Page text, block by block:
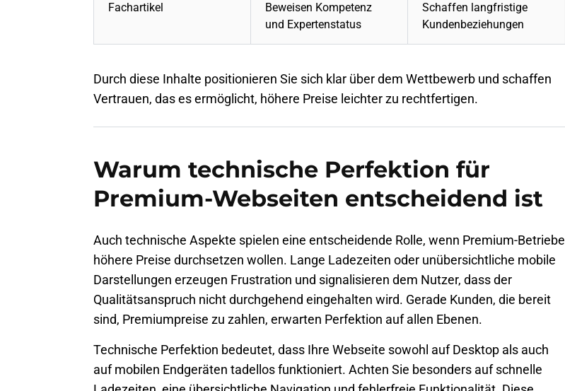
Fachartikel
Beweisen Kompetenz
und Expertenstatus
Schaffen langfristige
Kundenbeziehungen
Durch diese Inhalte positionieren Sie sich klar über dem Wettbewerb und schaffen
Vertrauen, das es ermöglicht, höhere Preise leichter zu rechtfertigen.
Warum technische Perfektion für
Premium-Webseiten entscheidend ist
Auch technische Aspekte spielen eine entscheidende Rolle, wenn Premium-Betriebe
höhere Preise durchsetzen wollen. Lange Ladezeiten oder unübersichtliche mobile
Darstellungen erzeugen Frustration und signalisieren dem Nutzer, dass der
Qualitätsanspruch nicht durchgehend eingehalten wird. Gerade Kunden, die bereit
sind, Premiumpreise zu zahlen, erwarten Perfektion auf allen Ebenen.
Technische Perfektion bedeutet, dass Ihre Webseite sowohl auf Desktop als auch
auf mobilen Endgeräten tadellos funktioniert. Achten Sie besonders auf schnelle